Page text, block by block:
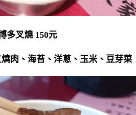
多叉燒 150元
肉、海苔、洋蔥、玉米、豆芽菜